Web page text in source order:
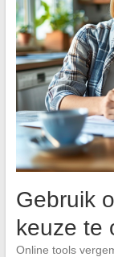
Gebruik
keuze te
Online tools